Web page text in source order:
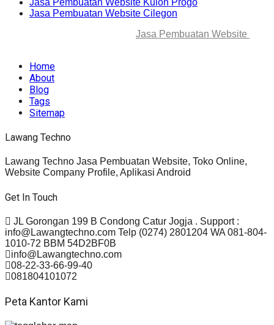
Jasa Pembuatan Website Cilegon
Jasa Pembuatan Website
Home
About
Blog
Tags
Sitemap
Lawang Techno
Lawang Techno Jasa Pembuatan Website, Toko Online,
Website Company Profile, Aplikasi Android
Get In Touch
JL Gorongan 199 B Condong Catur Jogja . Support :
info@Lawangtechno.com Telp (0274) 2801204 WA 081-804-
1010-72 BBM 54D2BF0B
info@Lawangtechno.com
08-22-33-66-99-40
081804101072
Peta Kantor Kami